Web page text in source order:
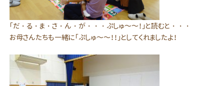
「だ・る・ま・さ・ん・が・・・ぷしゅ～～！」と読むと・・・
お母さんたちも一緒に「ぷしゅ～～！！」としてくれましたよ！